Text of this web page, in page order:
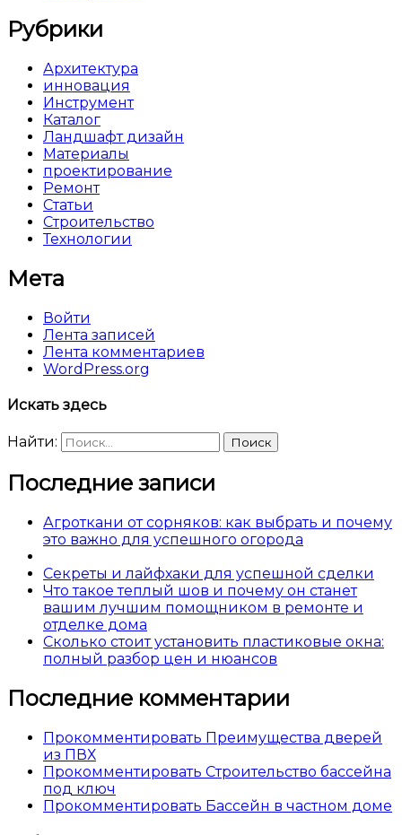
Рубрики
Архитектура
инновация
Инструмент
Каталог
Ландшафт дизайн
Материалы
проектирование
Ремонт
Статьи
Строительство
Технологии
Мета
Войти
Лента записей
Лента комментариев
WordPress.org
Искать здесь
Найти:
Последние записи
Агроткани от сорняков: как выбрать и почему
это важно для успешного огорода
Секреты и лайфхаки для успешной сделки
Что такое теплый шов и почему он станет
вашим лучшим помощником в ремонте и
отделке дома
Сколько стоит установить пластиковые окна:
полный разбор цен и нюансов
Последние комментарии
Прокомментировать Преимущества дверей
из ПВХ
Прокомментировать Строительство бассейна
под ключ
Прокомментировать Бассейн в частном доме